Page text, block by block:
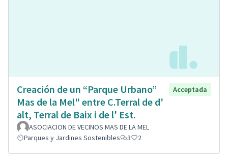
Creación de un “Parque Urbano”
Mas de la Mel" entre C.Terral de d'
alt, Terral de Baix i de l' Est.
Acceptada
ASOCIACION DE VECINOS MAS DE LA MEL
Parques y Jardines Sostenibles
3 2